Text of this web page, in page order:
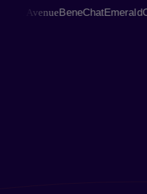
AvenueBeneChatEmeraldChat